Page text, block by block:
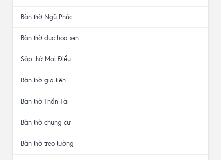
Bàn thờ Ngũ Phúc
Bàn thờ đục hoa sen
Sập thờ Mai Điểu
Bàn thờ gia tiên
Bàn thờ Thần Tài
Bàn thờ chung cư
Bàn thờ treo tường